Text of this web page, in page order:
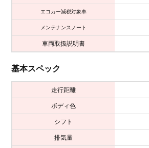
エコカー減税対象車
メンテナンスノート
車両取扱説明書
基本スペック
走行距離
ボディ色
シフト
排気量